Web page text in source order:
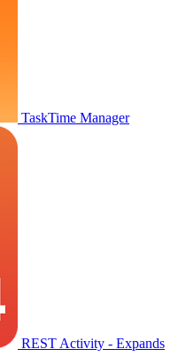
TaskTime Manager
REST Activity - Expands